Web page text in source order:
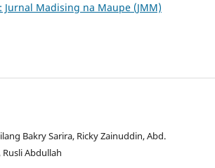
Jurnal Madising na Maupe (JMM)
Bakry Sarira, Ricky Zainuddin, Abd.
Abdullah